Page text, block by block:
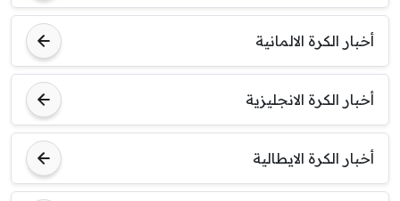
أخبار الكرة الالمانية
أخبار الكرة الانجليزية
أخبار الكرة الايطالية